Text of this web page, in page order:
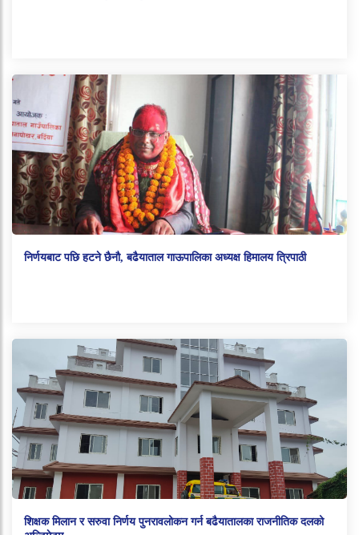
निर्णयबाट पछि हटने छैनौ, बढैयाताल गाऊपालिका अध्यक्ष हिमालय त्रिपाठी
शिक्षक मिलान र सरुवा निर्णय पुनरावलोकन गर्न बढैयातालका राजनीतिक दलको